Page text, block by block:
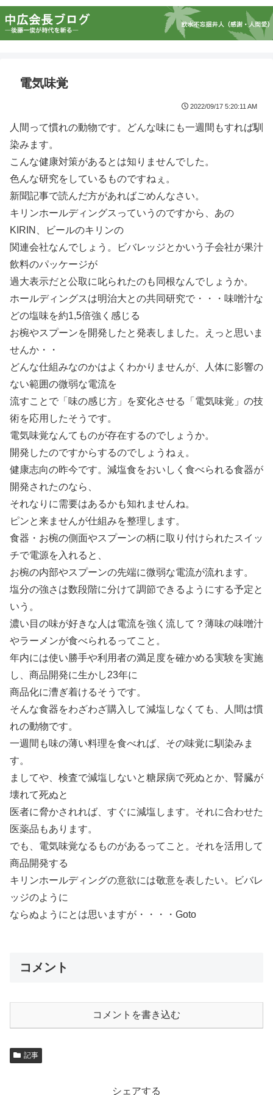
電気味覚
2022/09/17 5:20:11 AM
人間って慣れの動物です。どんな味にも一週間もすれば馴
染みます。
こんな健康対策があるとは知りませんでした。
色んな研究をしているものですねぇ。
新聞記事で読んだ方があればごめんなさい。
キリンホールディングスっていうのですから、あの
KIRIN、ビールのキリンの
関連会社なんでしょう。ビバレッジとかいう子会社が果汁
飲料のパッケージが
過大表示だと公取に叱られたのも同根なんでしょうか。
ホールディングスは明治大との共同研究で・・・味噌汁な
どの塩味を約1,5倍強く感じる
お椀やスプーンを開発したと発表しました。えっと思いま
せんか・・
どんな仕組みなのかはよくわかりませんが、人体に影響の
ない範囲の微弱な電流を
流すことで「味の感じ方」を変化させる「電気味覚」の技
術を応用したそうです。
電気味覚なんてものが存在するのでしょうか。
開発したのですからするのでしょうねぇ。
健康志向の昨今です。減塩食をおいしく食べられる食器が
開発されたのなら、
それなりに需要はあるかも知れませんね。
ピンと来ませんが仕組みを整理します。
食器・お椀の側面やスプーンの柄に取り付けられたスイッ
チで電源を入れると、
お椀の内部やスプーンの先端に微弱な電流が流れます。
塩分の強さは数段階に分けて調節できるようにする予定と
いう。
濃い目の味が好きな人は電流を強く流して？薄味の味噌汁
やラーメンが食べられるってこと。
年内には使い勝手や利用者の満足度を確かめる実験を実施
し、商品開発に生かし23年に
商品化に漕ぎ着けるそうです。
そんな食器をわざわざ購入して減塩しなくても、人間は慣
れの動物です。
一週間も味の薄い料理を食べれば、その味覚に馴染みま
す。
ましてや、検査で減塩しないと糖尿病で死ぬとか、腎臓が
壊れて死ぬと
医者に脅かされれば、すぐに減塩します。それに合わせた
医薬品もあります。
でも、電気味覚なるものがあるってこと。それを活用して
商品開発する
キリンホールディングの意欲には敬意を表したい。ビバレ
ッジのように
ならぬようにとは思いますが・・・・Goto
コメント
コメントを書き込む
記事
シェアする